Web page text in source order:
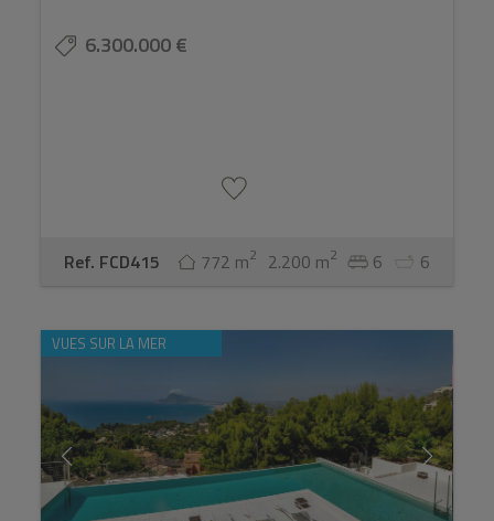
6.300.000 €
Ref. FCD415 772 m2 2.200 m2 6 6
VUES SUR LA MER